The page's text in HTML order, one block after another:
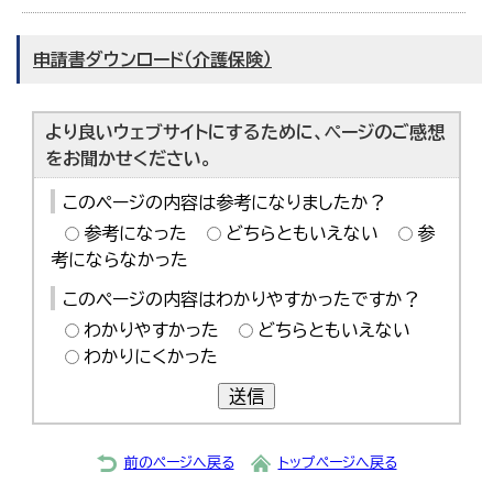
申請書ダウンロード（介護保険）
より良いウェブサイトにするために、ページのご感想
をお聞かせください。
このページの内容は参考になりましたか？
参考になった
どちらともいえない
参
考にならなかった
このページの内容はわかりやすかったですか？
わかりやすかった
どちらともいえない
わかりにくかった
送信
前のページへ戻る トップページへ戻る